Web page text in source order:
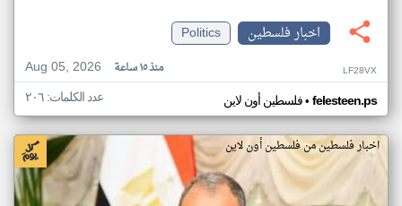
اخبار فلسطين
Politics
Aug 05, 2026
منذ ١٥ ساعة LF28VX
فلسطين أون لاين• felesteen.ps عدد الكلمات: ٢٠٦
اخبار فلسطين من فلسطين أون لاين